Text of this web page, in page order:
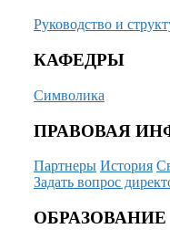
Руководство и
КАФЕДРЫ
Символика
ПРАВОВАЯ
Партнеры История
Задать вопрос
ОБРАЗОВАНИЕ